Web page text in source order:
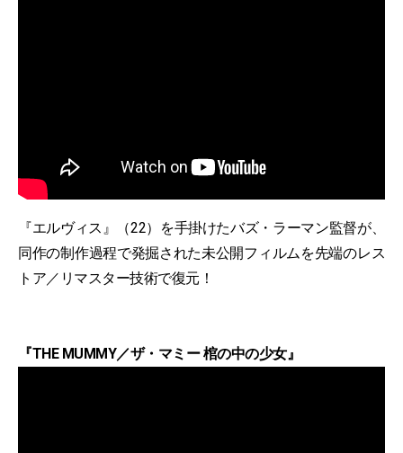
『エルヴィス』（22）を手掛けたバズ・ラーマン監督が、
同作の制作過程で発掘された未公開フィルムを先端のレス
トア／リマスター技術で復元！
『THE MUMMY／ザ・マミー 棺の中の少女』